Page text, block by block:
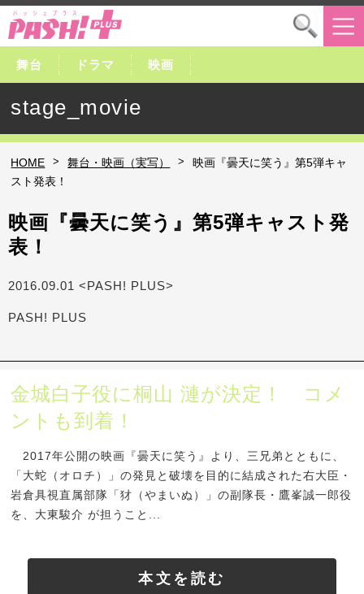
舞台 ドラマ 映画
stage_movie
HOME > 舞台・映画（実写） >
映画『曇天に笑う』第5弾キャ
スト発表！
映画『曇天に笑う』第5弾キャスト発
表！
2016.09.01 <PASH! PLUS>
PASH! PLUS
金城白子役に桐山 漣が決定！ コメ
ントも到着！
2017年公開の映画『曇天に笑う』より、三兄弟とともに、
「大蛇（オロチ）」の発見と破壊を目的に結成された右大臣・
岩倉具視直属部隊「犲（やまいぬ）」の副隊長・鷹峯誠一郎役
を、大東駿介 が担うこと...
本文を読む